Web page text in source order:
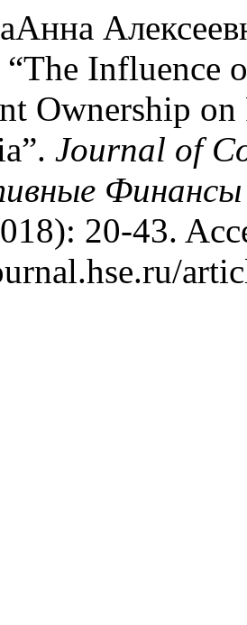
“The Influence
Ownership
Journal of
Финансы
20-43.